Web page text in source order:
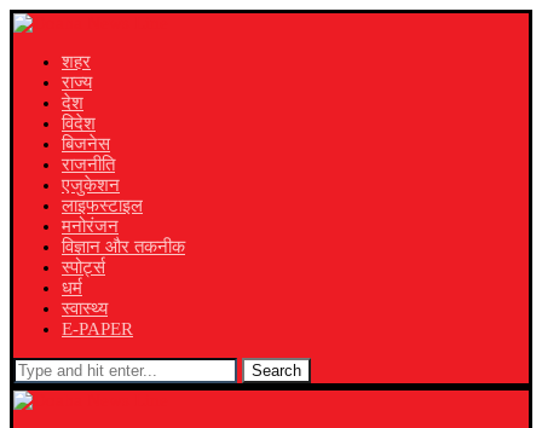
शहर
राज्य
देश
विदेश
बिजनेस
राजनीति
एजुकेशन
लाइफस्टाइल
मनोरंजन
विज्ञान और तकनीक
स्पोर्ट्स
धर्म
स्वास्थ्य
E-PAPER
Search